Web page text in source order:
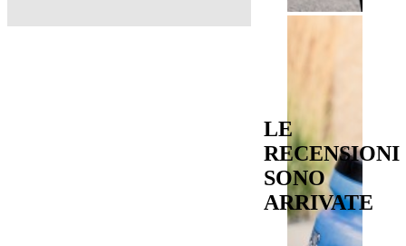
LE
RECENSIONI
SONO
ARRIVATE